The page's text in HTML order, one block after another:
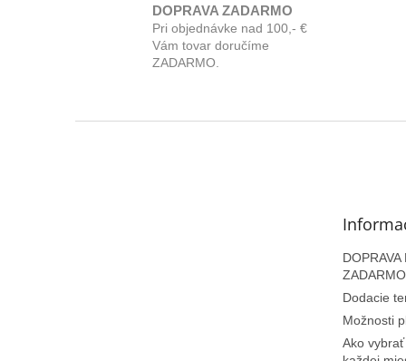
DOPRAVA ZADARMO
Pri objednávke nad 100,- €
Vám tovar doručíme
ZADARMO.
ZADARMO
Dodacie
Možnosti
Ako